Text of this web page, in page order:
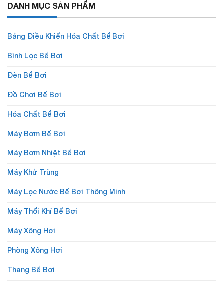
DANH MỤC SẢN PHẨM
Bảng Điều Khiển Hóa Chất Bể Bơi
Bình Lọc Bể Bơi
Đèn Bể Bơi
Đồ Chơi Bể Bơi
Hóa Chất Bể Bơi
Máy Bơm Bể Bơi
Máy Bơm Nhiệt Bể Bơi
Máy Khử Trùng
Máy Lọc Nước Bể Bơi Thông Minh
Máy Thổi Khí Bể Bơi
Máy Xông Hơi
Phòng Xông Hơi
Thang Bể Bơi